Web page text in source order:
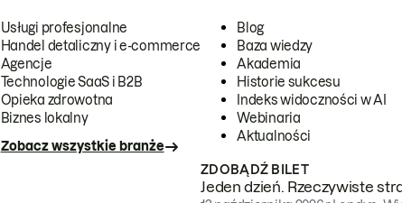
Usługi profesjonalne
Handel detaliczny i e-commerce
Agencje
Technologie SaaS i B2B
Opieka zdrowotna
Biznes lokalny
Zobacz wszystkie branże
Blog
Baza wiedzy
Akademia
Historie sukcesu
Indeks widoczności w AI
Webinaria
Aktualności
ZDOBĄDŹ BILET
Jeden dzień. Rzeczywiste